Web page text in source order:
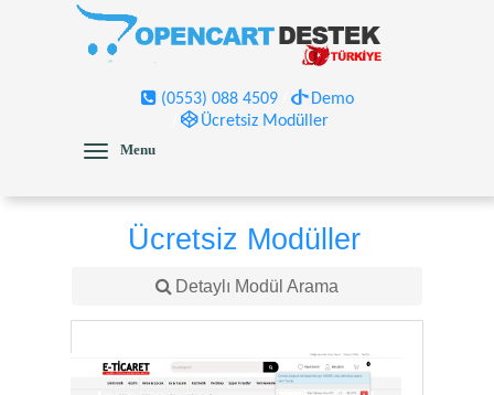
Ücretsiz Modüller
Detaylı Modül Arama
(0553) 088 4509
Demo
Ücretsiz Modüller
Menu